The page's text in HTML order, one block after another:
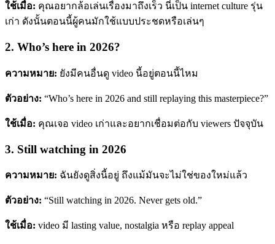
ใช้เมื่อ: คุณอยากล้อเล่นเรื่องมาถึงเร็ว นี่เป็น internet culture รุ่น
เก่า ดังนั้นตอนนี้ผู้คนมักใช้แบบประชดหรือเล่นๆ
2. Who’s here in 2026?
ความหมาย: ยังมีคนอื่นดู video นี้อยู่ตอนนี้ไหม
ตัวอย่าง: “Who’s here in 2026 and still replaying this masterpiece?”
ใช้เมื่อ: คุณเจอ video เก่าและอยากเชื่อมต่อกับ viewers ปัจจุบัน
3. Still watching in 2026
ความหมาย: ฉันยังดูสิ่งนี้อยู่ ถึงแม้มันจะไม่ใช่ของใหม่แล้ว
ตัวอย่าง: “Still watching in 2026. Never gets old.”
ใช้เมื่อ: video มี lasting value, nostalgia หรือ replay appeal